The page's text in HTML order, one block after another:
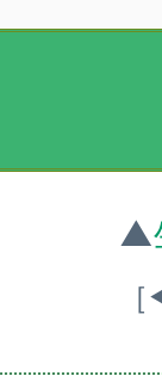
▲